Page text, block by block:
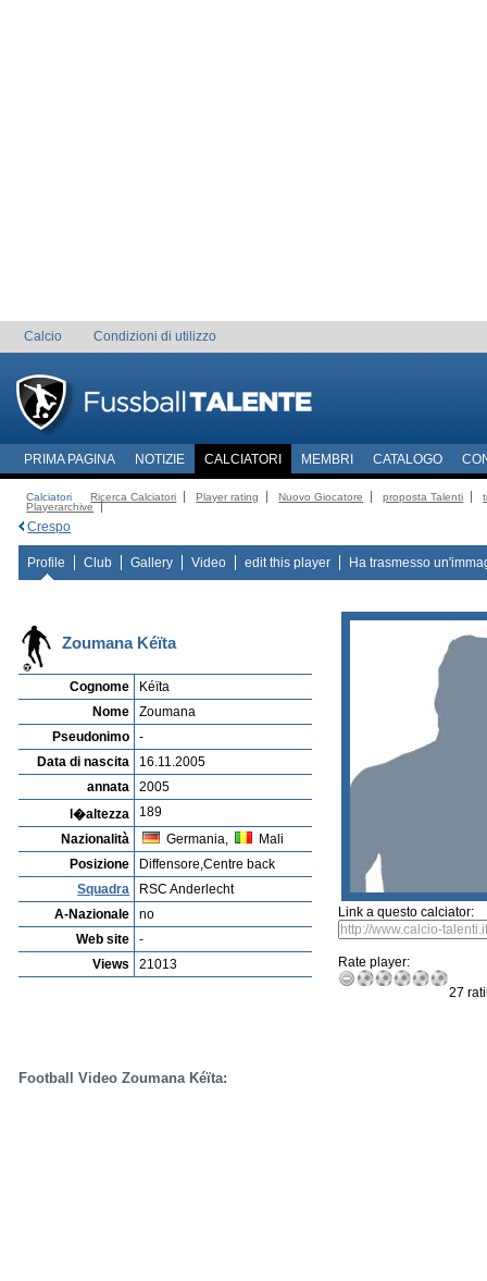
Calcio Condizioni di utilizzo
PRIMA PAGINA NOTIZIE CALCIATORI MEMBRI CATALOGO
Calciatori Ricerca Calciatori Player rating Nuovo Giocatore proposta Talenti
Playerarchive
Crespo
Profile Club Gallery Video edit this player Ha trasmesso
Zoumana Kéïta
Cognome
Kéïta
Nome
Zoumana
Pseudonimo
-
Data di nascita
16.11.2005
annata
2005
l�altezza
189
Nazionalità
Germania,
Mali
Posizione
Diffensore,Centre back
Squadra
RSC Anderlecht
A-Nazionale
no
Web site
-
Views
21013
Link a questo calciator:
Rate player:
27
Football Video Zoumana Kéïta: